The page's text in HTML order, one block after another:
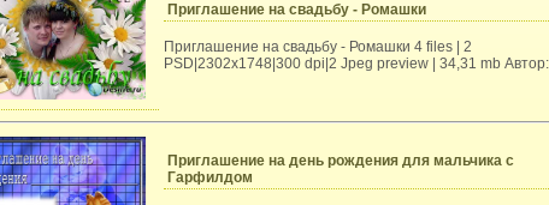
Приглашение на свадьбу - Ромашки
Приглашение на свадьбу - Ромашки 4 files | 2
PSD|2302х1748|300 dpi|2 Jpeg preview | 34,31 mb
Приглашение на день рождения для мальчика с
Гарфилдом